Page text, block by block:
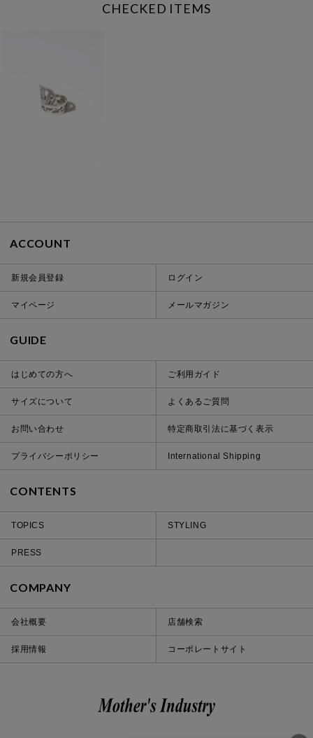
CHECKED ITEMS
ACCOUNT
新規会員登録 ログイン
マイページ メールマガジン
GUIDE
はじめての方へ ご利用ガイド
サイズについて よくあるご質問
お問い合わせ 特定商取引法に基づく表示
プライバシーポリシー International Shipping
CONTENTS
TOPICS STYLING
PRESS
COMPANY
会社概要 店舗検索
採用情報 コーポレートサイト